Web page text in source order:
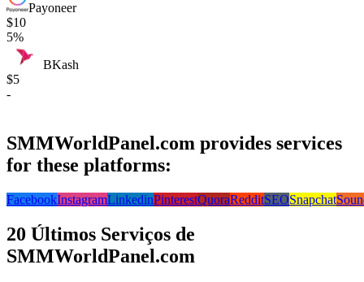
Payoneer
$10
5%
BKash
$5
-
SMMWorldPanel.com provides services
for these platforms:
FacebookInstagramLinkedinPinterestQuoraRedditSEOSnapchat
20 Últimos Serviços de
SMMWorldPanel.com